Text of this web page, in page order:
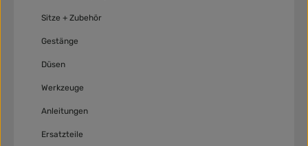
Sitze + Zubehör
Gestänge
Düsen
Werkzeuge
Anleitungen
Ersatzteile